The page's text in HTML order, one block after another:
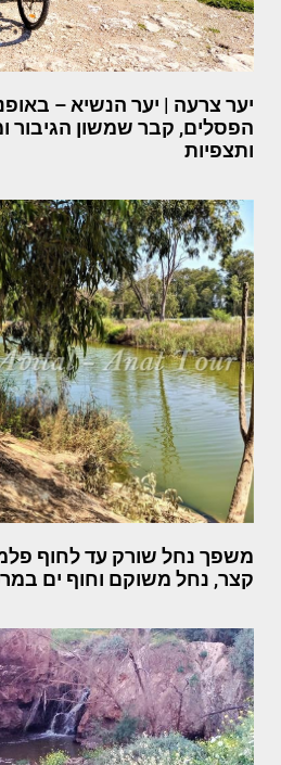
יער צרעה | יער הנשיא –
הפסלים, קבר שמשון הגיבור
ותצפיות
משפך נחל שורק עד לחוף
קצר, נחל משוקם וחוף ים